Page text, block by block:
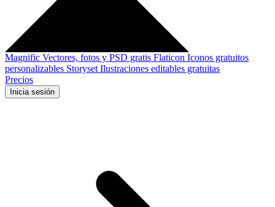
Magnific Vectores, fotos y PSD gratis Flaticon Iconos gratuitos
personalizables Storyset Ilustraciones editables gratuitas
Precios
Inicia sesión